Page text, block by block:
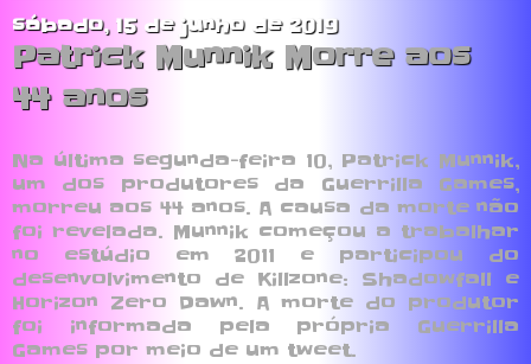
sábado, 15 de junho de 2019
Patrick Munnik Morre aos
44 anos
Na última segunda-feira 10, Patrick Munnik,
um dos produtores da Guerrilla Games,
morreu aos 44 anos. A causa da morte não
foi revelada. Munnik começou a trabalhar
no estúdio em 2011 e participou do
desenvolvimento de Killzone: Shadowfall e
Horizon Zero Dawn. A morte do produtor
foi informada pela própria Guerrilla
Games por meio de um tweet.